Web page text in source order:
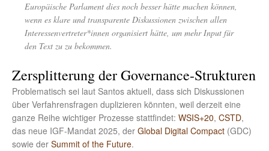
Europäische Parlament dies noch besser hätte machen können,
wenn es klare und transparente Diskussionen zwischen allen
Interessenvertreter*innen organisiert hätte, um mehr Input für
den Text zu zu bekommen.
Zersplitterung der Governance-Strukturen
Problematisch sei laut Santos aktuell, dass sich Diskussionen
über Verfahrensfragen duplizieren könnten, weil derzeit eine
ganze Reihe wichtiger Prozesse stattfindet: WSIS+20, CSTD,
das neue IGF-Mandat 2025, der Global Digital Compact (GDC)
sowie der Summit of the Future.